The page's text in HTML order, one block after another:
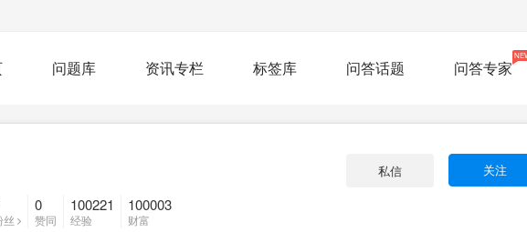
问题库 资讯专栏 标签库 问答话题 问答专家
关注
私信
丝
0
赞同
100221
经验
100003
财富